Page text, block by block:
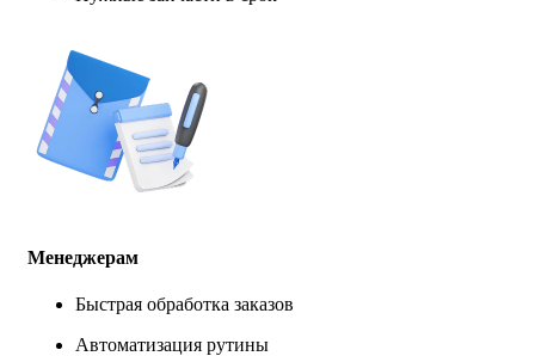
Менеджерам
Быстрая обработка заказов
Автоматизация рутины